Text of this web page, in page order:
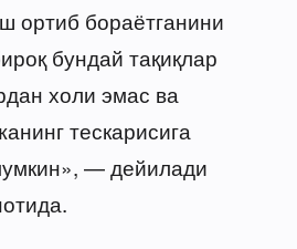
ортиб бораётганини
бундай тақиқлар
холи эмас ва
тескарисига
— дейилади